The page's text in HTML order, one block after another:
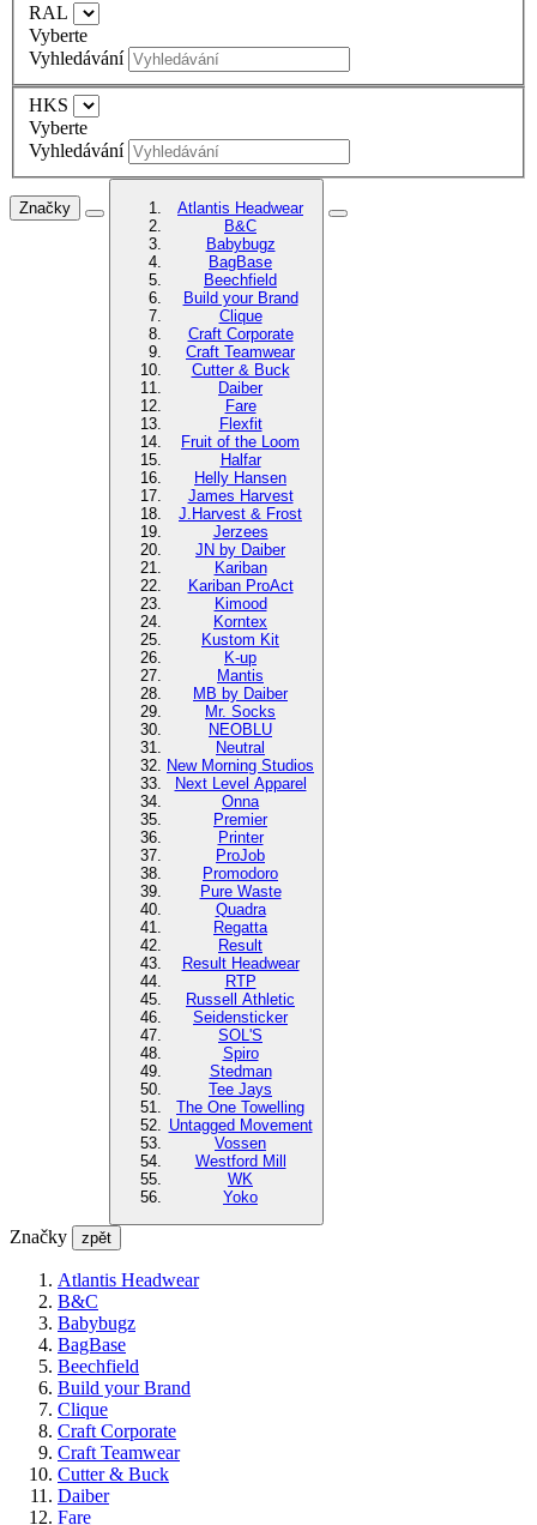
RAL
Vyberte
Vyhledávání
HKS
Vyberte
Vyhledávání
Značky
Atlantis Headwear
B&C
Babybugz
BagBase
Beechfield
Build your Brand
Clique
Craft Corporate
Craft Teamwear
Cutter & Buck
Daiber
Fare
Flexfit
Fruit of the Loom
Halfar
Helly Hansen
James Harvest
J.Harvest & Frost
Jerzees
JN by Daiber
Kariban
Kariban ProAct
Kimood
Korntex
Kustom Kit
K-up
Mantis
MB by Daiber
Mr. Socks
NEOBLU
Neutral
New Morning Studios
Next Level Apparel
Onna
Premier
Printer
ProJob
Promodoro
Pure Waste
Quadra
Regatta
Result
Result Headwear
RTP
Russell Athletic
Seidensticker
SOL'S
Spiro
Stedman
Tee Jays
The One Towelling
Untagged Movement
Vossen
Westford Mill
WK
Yoko
Značky zpět
Atlantis Headwear
B&C
Babybugz
BagBase
Beechfield
Build your Brand
Clique
Craft Corporate
Craft Teamwear
Cutter & Buck
Daiber
Fare